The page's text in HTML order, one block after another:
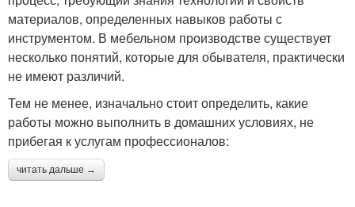
материалов, определенных навыков работы с
инструментом. В мебельном производстве существует
несколько понятий, которые для обывателя, практически
не имеют различий.
Тем не менее, изначально стоит определить, какие
работы можно выполнить в домашних условиях, не
прибегая к услугам профессионалов:
читать дальше →